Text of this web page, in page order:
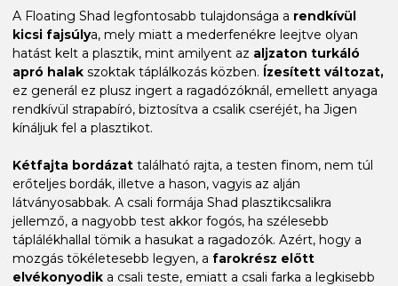
A Floating Shad legfontosabb tulajdonsága a rendkívül
kicsi fajsúlya, mely miatt a mederfenékre leejtve olyan
hatást kelt a plasztik, mint amilyent az aljzaton turkáló
apró halak szoktak táplálkozás közben. Ízesített változat,
ez generál ez plusz ingert a ragadózóknál, emellett anyaga
rendkívül strapabíró, biztosítva a csalik cseréjét, ha Jigen
kínáljuk fel a plasztikot.
Kétfajta bordázat található rajta, a testen finom, nem túl
erőteljes bordák, illetve a hason, vagyis az alján
látványosabbak. A csali formája Shad plasztikcsalikra
jellemző, a nagyobb test akkor fogós, ha szélesebb
táplálékhallal tömik a hasukat a ragadozók. Azért, hogy a
mozgás tökéletesebb legyen, a farokrész előtt
elvékonyodik a csali teste, emiatt a csali farka a legkisebb